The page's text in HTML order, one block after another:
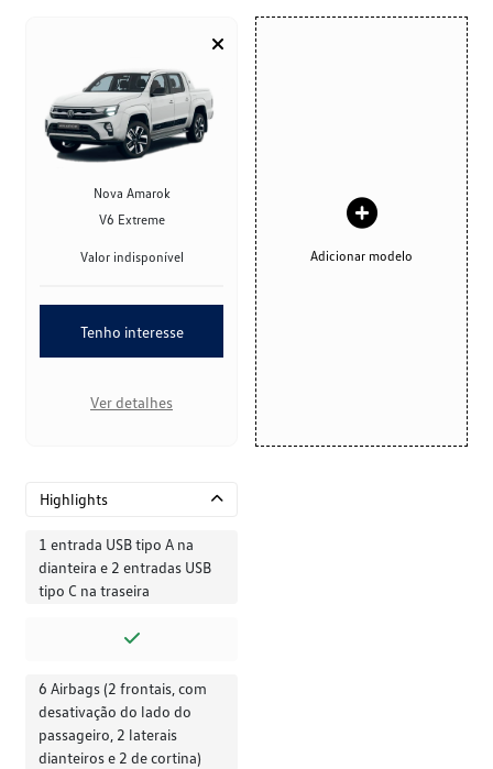
Nova Amarok
V6 Extreme
Valor indisponível
Tenho interesse
Ver detalhes
Adicionar modelo
Highlights
1 entrada USB tipo A na
dianteira e 2 entradas USB
tipo C na traseira
6 Airbags (2 frontais, com
desativação do lado do
passageiro, 2 laterais
dianteiros e 2 de cortina)